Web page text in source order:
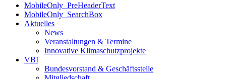
MobileOnly_PreHeaderText
MobileOnly_SearchBox
Aktuelles
News
Veranstaltungen & Termine
Innovative Klimaschutzprojekte
VBI
Bundesvorstand & Geschäftsstelle